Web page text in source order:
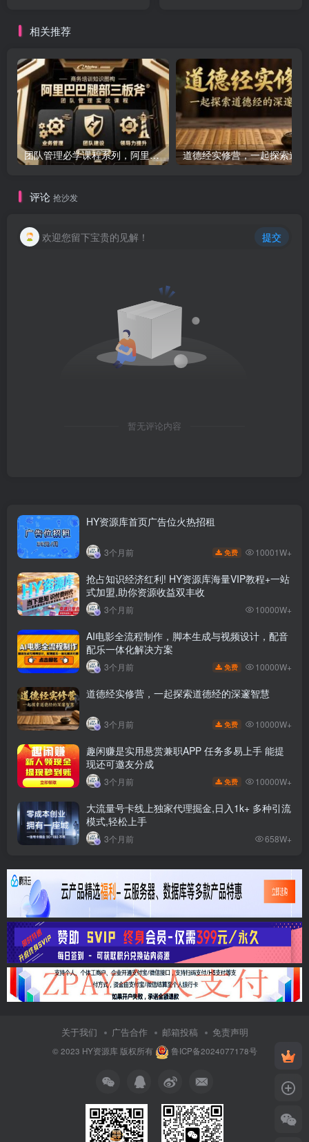
相关推荐
团队管理必学课程系列，阿里巴巴“腿部三板斧”
评论 抢沙发
欢迎您留下宝贵的见解！ 提交
暂无评论内容
HY资源库首页广告位火热招租
3个月前 免费 10001W+
抢占知识经济红利! HY资源库海量VIP教程+一站
式加盟,助你资源收益双丰收
3个月前 10000W+
AI电影全流程制作，脚本生成与视频设计，配音
配乐一体化解决方案
3个月前 免费 10000W+
道德经实修营，一起探索道德经的深邃智慧
3个月前 免费 10000W+
趣闲赚是实用悬赏兼职APP 任务多易上手 能提
现还可邀友分成
3个月前 免费 10000W+
大流量号卡线上独家代理掘金,日入1k+ 多种引流
模式,轻松上手
3个月前 658W+
关于我们 广告合作 邮箱投稿 免责声明
© 2023 HY资源库版权所有 鲁ICP备2024077178号